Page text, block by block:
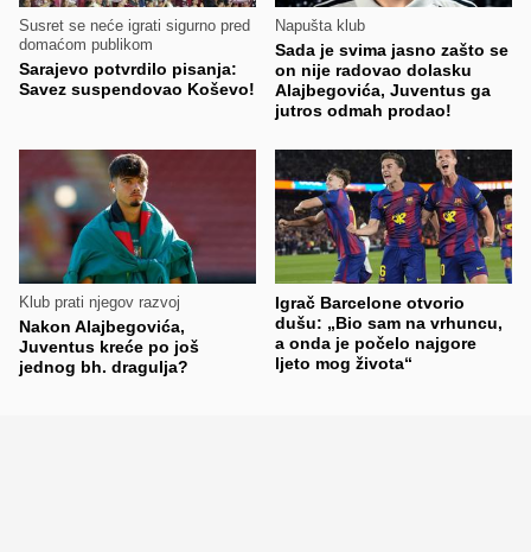
Susret se neće igrati sigurno pred
domaćom publikom
Sarajevo potvrdilo pisanja:
Savez suspendovao Koševo!
Napušta klub
Sada je svima jasno zašto se
on nije radovao dolasku
Alajbegovića, Juventus ga
jutros odmah prodao!
Klub prati njegov razvoj
Nakon Alajbegovića,
Juventus kreće po još
jednog bh. dragulja?
Igrač Barcelone otvorio
dušu: „Bio sam na vrhuncu,
a onda je počelo najgore
ljeto mog života“